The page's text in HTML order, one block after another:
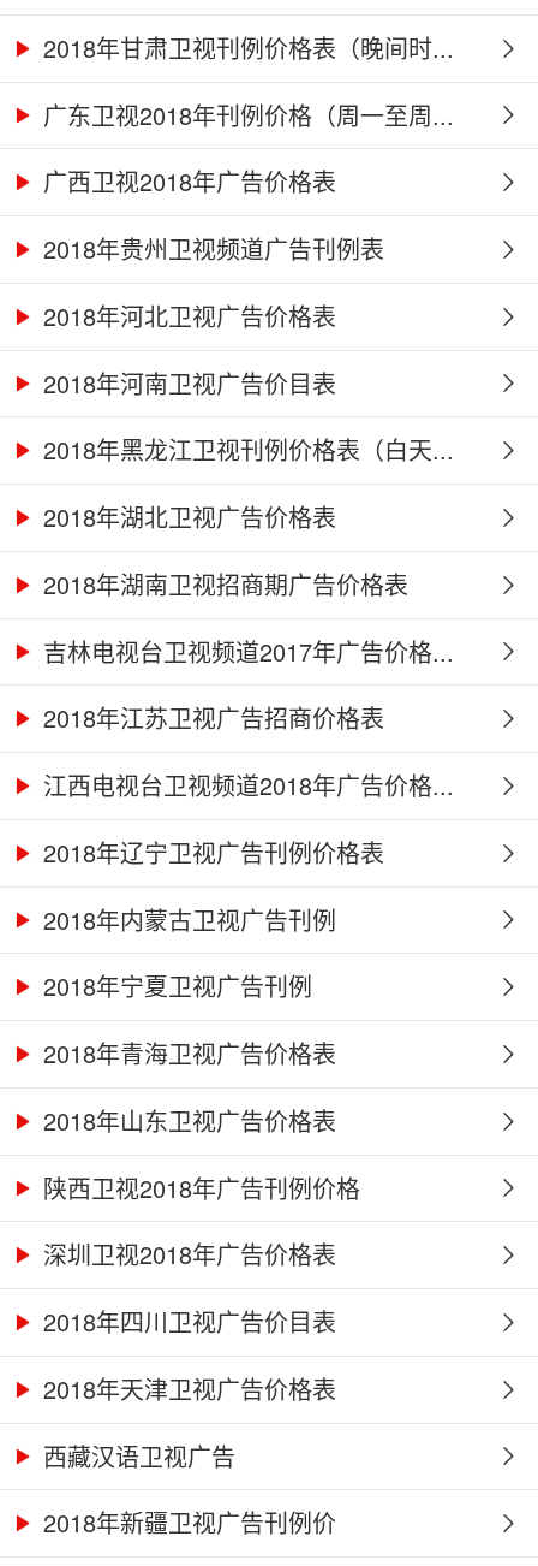
2018年甘肃卫视刊例价格表（晚间时...
广东卫视2018年刊例价格（周一至周...
广西卫视2018年广告价格表
2018年贵州卫视频道广告刊例表
2018年河北卫视广告价格表
2018年河南卫视广告价目表
2018年黑龙江卫视刊例价格表（白天...
2018年湖北卫视广告价格表
2018年湖南卫视招商期广告价格表
吉林电视台卫视频道2017年广告价格...
2018年江苏卫视广告招商价格表
江西电视台卫视频道2018年广告价格...
2018年辽宁卫视广告刊例价格表
2018年内蒙古卫视广告刊例
2018年宁夏卫视广告刊例
2018年青海卫视广告价格表
2018年山东卫视广告价格表
陕西卫视2018年广告刊例价格
深圳卫视2018年广告价格表
2018年四川卫视广告价目表
2018年天津卫视广告价格表
西藏汉语卫视广告
2018年新疆卫视广告刊例价